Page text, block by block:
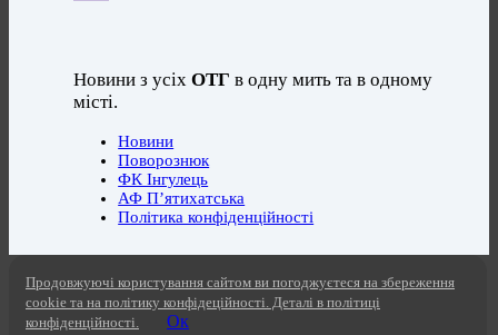
Новини з усіхОТГ в одну мить та в одному
місті.
Новини
Поворознюк
ФК Інгулець
АФ П’ятихатська
Політика конфіденційності
Продовжуючі користування сайтом ви погоджуєтеся на збереження
cookie та на політику конфідеційності. Деталі в політиці
конфіденційності.
Ок